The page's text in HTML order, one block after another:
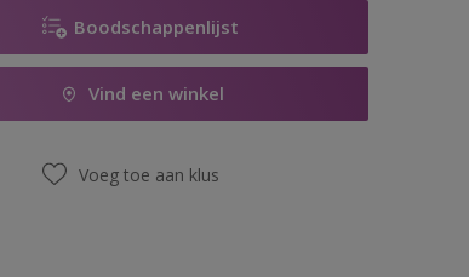
Boodschappenlijst
Vind een winkel
Voeg toe aan klus